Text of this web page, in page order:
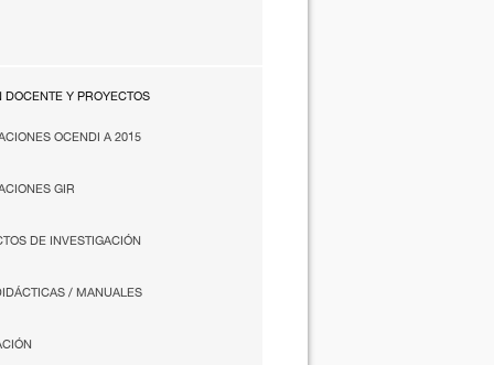
DOCENTE Y PROYECTOS
OCENDI A 2015
GIR
DE INVESTIGACIÓN
/ MANUALES